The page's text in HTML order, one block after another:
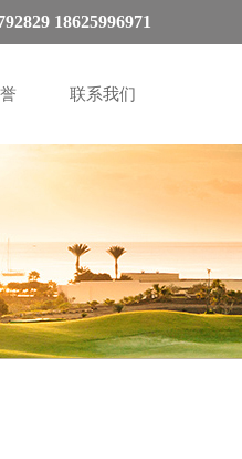
18625996971
联系我们